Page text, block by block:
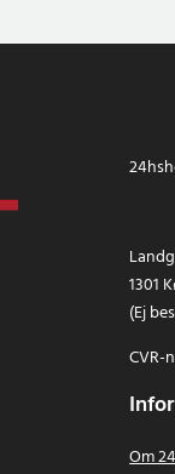
1301
(Ej
CVR-
Om